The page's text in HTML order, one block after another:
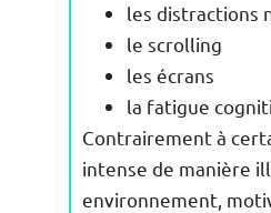
les distractions
le scrolling
les écrans
la fatigue
Contrairement à
intense de manière
environnement,